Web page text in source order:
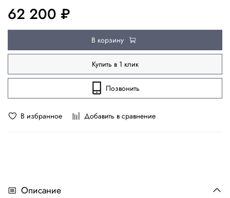
В избранное Добавить в сравнение
62 200 ₽
В корзину
Купить в 1 клик
Позвонить
Описание